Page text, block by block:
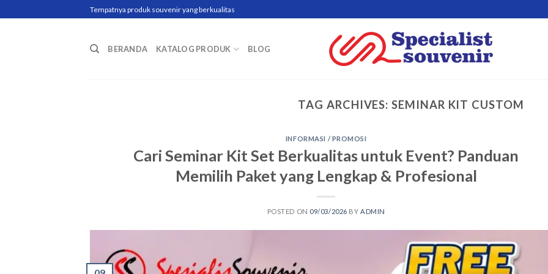
to
Tempatnya produk souvenir yang berkualitas
BERANDA KATALOG PRODUK BLOG
TAG ARCHIVES:SEMINAR KIT CUSTOM
INFORMASI / PROMOSI
Cari Seminar Kit Set Berkualitas untuk Event? Panduan
Memilih Paket yang Lengkap & Profesional
POSTED ON 09/03/2026 BYADMIN